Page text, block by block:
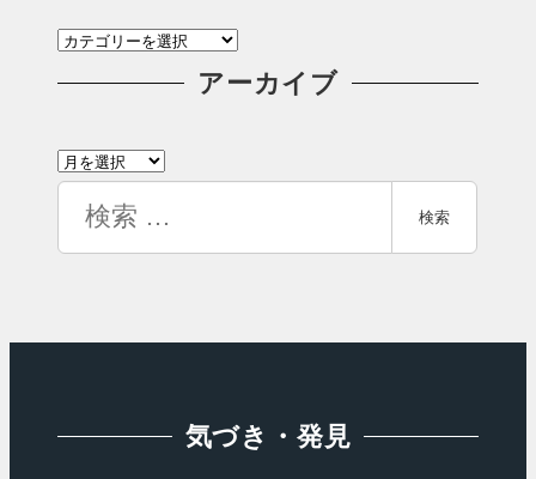
カ
テ
リ
アーカイブ
ア
検索
気づき・発見